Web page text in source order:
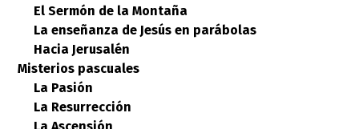
El Sermón de la Montaña
La enseñanza de Jesús en parábolas
Hacia Jerusalén
Misterios pascuales
La Pasión
La Resurrección